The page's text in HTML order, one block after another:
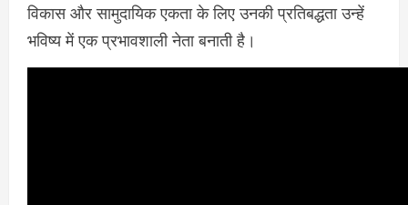
विकास और सामुदायिक एकता के लिए उनकी प्रतिबद्धता उन्हें
भविष्य में एक प्रभावशाली नेता बनाती है।